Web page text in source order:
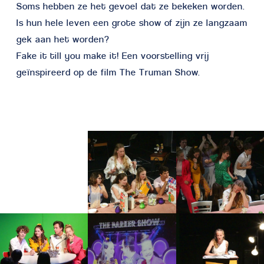
Soms hebben ze het gevoel dat ze bekeken worden.
Is hun hele leven een grote show of zijn ze langzaam
gek aan het worden?
Fake it till you make it! Een voorstelling vrij
geïnspireerd op de film The Truman Show.